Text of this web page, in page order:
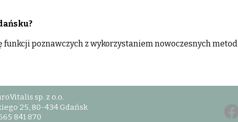
poznawczych z wykorzystaniem nowoczesnych metod
sp. z o.o.
25, 80-434 Gdańsk
841 870